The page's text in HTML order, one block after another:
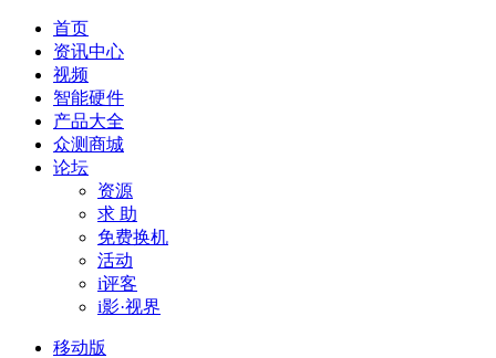
首页
资讯中心
视频
智能硬件
产品大全
众测商城
论坛
资源
求 助
免费换机
活动
i评客
i影·视界
移动版